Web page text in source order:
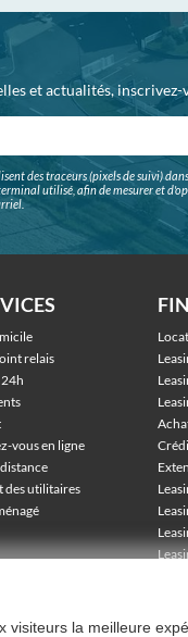
et actualités, inscrivez-
des traceurs (pixels de suivi)
utilisé, afin de mesurer et
relais
vous en ligne
des utilitaires
visiteurs la meilleure